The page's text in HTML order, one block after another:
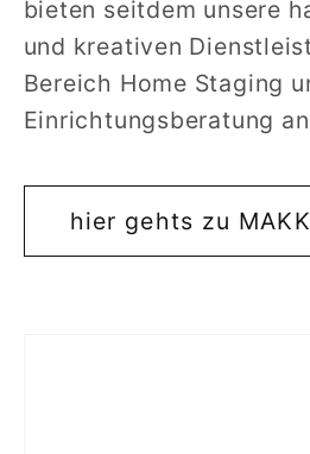
bieten seitdem unsere
und kreativen
Bereich Home Staging
Einrichtungsberatung
hier gehts zu